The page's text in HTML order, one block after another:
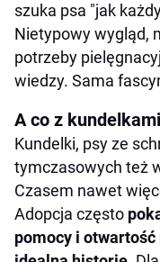
szuka psa "jak
Nietypowy wygląd,
potrzeby
wiedzy. Sama
A co z
Kundelki, psy ze
tymczasowych też
Czasem nawet
Adopcja często
pomocy i otwartość